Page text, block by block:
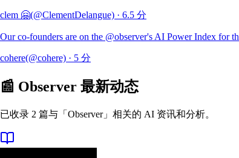
clem 🤗(@ClementDelangue) · 6.5 分
Our co-founders are on the @observer's AI Power Index for
cohere(@cohere) · 5 分
📰 Observer 最新动态
已收录 2 篇与「Observer」相关的 AI 资讯和分析。